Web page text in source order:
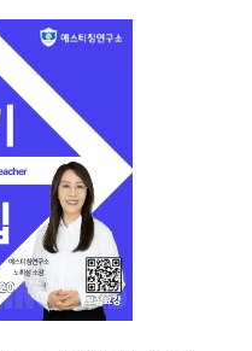
에 퀴어서적 ‘별도 부스’ 마